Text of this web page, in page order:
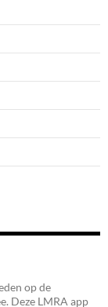
op de
Deze LMRA app